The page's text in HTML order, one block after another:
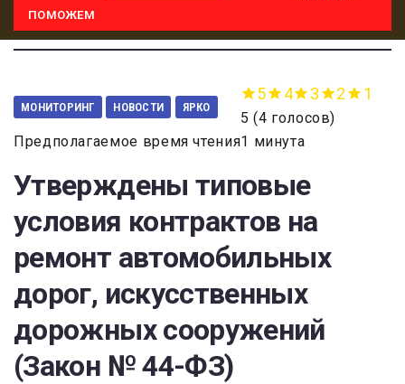
ПОМОЖЕМ
МОНИТОРИНГ НОВОСТИ ЯРКО
5 4 3 2 1
5 (4 голосов)
Предполагаемое время чтения1 минута
Утверждены типовые
условия контрактов на
ремонт автомобильных
дорог, искусственных
дорожных сооружений
(Закон № 44-ФЗ)